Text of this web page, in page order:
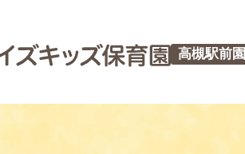
高槻駅前園